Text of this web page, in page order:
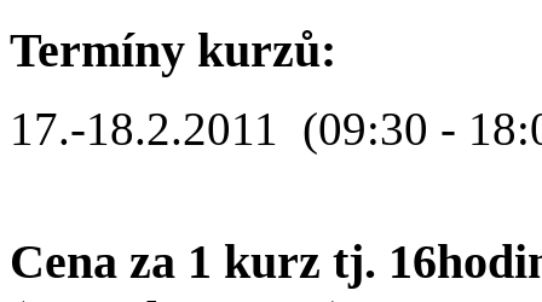
Termíny kurzů:
17.-18.2.2011 (09:30 -
Cena za 1 kurz tj.